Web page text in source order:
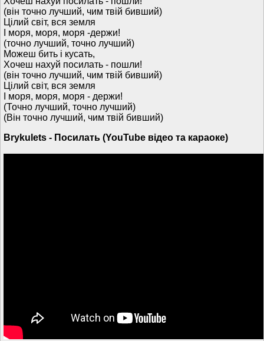
(він точно лучший, чим твій бивший)
Цілий світ, вся земля
І моря, моря, моря -держи!
(точно лучший, точно лучший)
Можеш бить і кусать,
Хочеш нахуй посилать - пошли!
(він точно лучший, чим твій бивший)
Цілий світ, вся земля
І моря, моря, моря - держи!
(Точно лучший, точно лучший)
(Він точно лучший, чим твій бивший)
Brykulets - Посилать (YouTube відео та караоке)